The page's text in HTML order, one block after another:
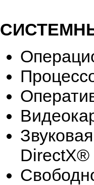
DirectX®